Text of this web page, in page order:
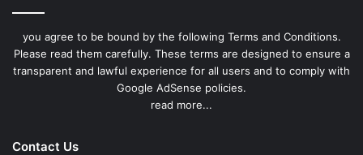
you agree to be bound by the following Terms and Conditions.
Please read them carefully. These terms are designed to ensure a
transparent and lawful experience for all users and to comply with
Google AdSense policies.
read more...
Contact Us